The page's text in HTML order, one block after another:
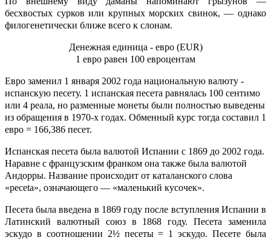
бесхвостых сурков или крупных морских свинок, — однако
филогенетически ближе всего к слонам.
Денежная единица - евро (EUR)
1 евро равен 100 евроцентам
Евро заменил 1 января 2002 года национальную валюту -
испанскую песету. 1 испанская песета равнялась 100 сентимо
или 4 реала, но разменные монеты были полностью выведены
из обращения в 1970-х годах. Обменный курс тогда составил 1
евро = 166,386 песет.
Испанская песета была валютой Испании с 1869 до 2002 года.
Наравне с французским франком она также была валютой
Андорры. Название происходит от каталанского слова
«peceta», означающего — «маленький кусочек».
Песета была введена в 1869 году после вступления Испании в
Латинский валютный союз в 1868 году. Песета заменила
эскудо в соотношении 2½ песеты = 1 эскудо. Песете была